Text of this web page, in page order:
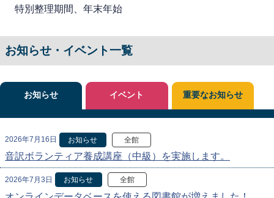
特別整理期間、年末年始
お知らせ・イベント一覧
お知らせ
2026年7月16日 お知らせ 全館
音訳ボランティア養成講座（中級）を実施します。
2026年7月3日 お知らせ 全館
イベント 重要なお知らせ